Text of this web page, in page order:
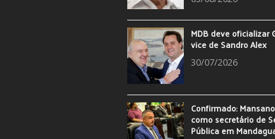
MDB deve oficializar
vice de Sandro Alex
30/07/2026
Confirmado:
como secretário de
Pública em